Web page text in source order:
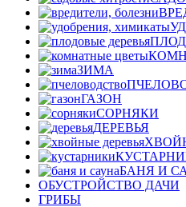
ЗИМА
ГАЗОН
СОРНЯКИ
ДЕРЕВЬЯ
БАНЯ И
ОБУСТРОЙСТВО ДАЧИ
ГРИБЫ